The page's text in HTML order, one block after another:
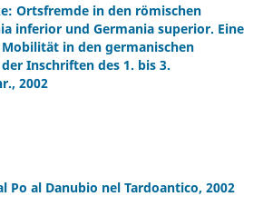
Ortsfremde in den römischen
inferior und Germania superior. Eine
in den germanischen
Inschriften des 1. bis 3.
2002
Po al Danubio nel Tardoantico, 2002